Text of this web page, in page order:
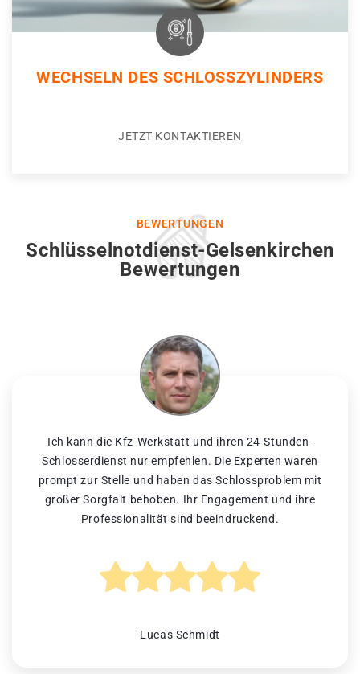
WECHSELN DES SCHLOSSZYLINDERS
JETZT KONTAKTIEREN
BEWERTUNGEN
Schlüsselnotdienst-Gelsenkirchen
Bewertungen
Ich kann die Kfz-Werkstatt und ihren 24-Stunden-
Schlosserdienst nur empfehlen. Die Experten waren
prompt zur Stelle und haben das Schlossproblem mit
großer Sorgfalt behoben. Ihr Engagement und ihre
Professionalität sind beeindruckend.
Lucas Schmidt